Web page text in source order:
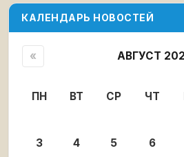
КАЛЕНДАРЬ НОВОСТЕЙ
« АВГУСТ
ПН ВТ СР ЧТ
3
4 5 6